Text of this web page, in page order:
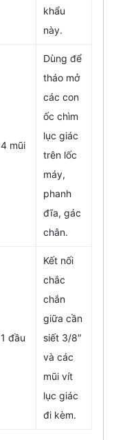
khẩu
này.
4 mũi
Dùng để
tháo mở
các con
ốc chìm
lục giác
trên lốc
máy,
phanh
đĩa, gác
chân.
1 đầu
Kết nối
chắc
chắn
giữa cần
siết 3/8″
và các
mũi vít
lục giác
đi kèm.